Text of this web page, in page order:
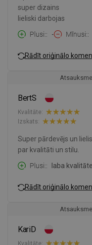
super dizains
lieliski darbojas
Plusi:
- Mīnusi:
Rādīt oriģinālo
BertS
Kvalitāte:
Izskats:
Super pārdevējs un
par kvalitāti un stilu.
Plusi:
laba
Rādīt oriģinālo
KariD
Kvalitāte: